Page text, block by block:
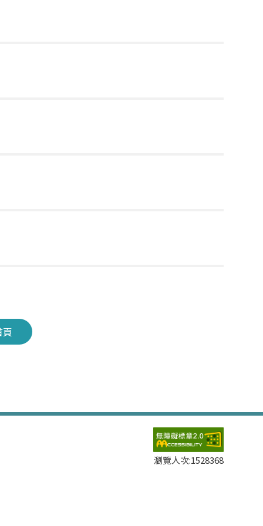
頁
瀏覽人次:1528368